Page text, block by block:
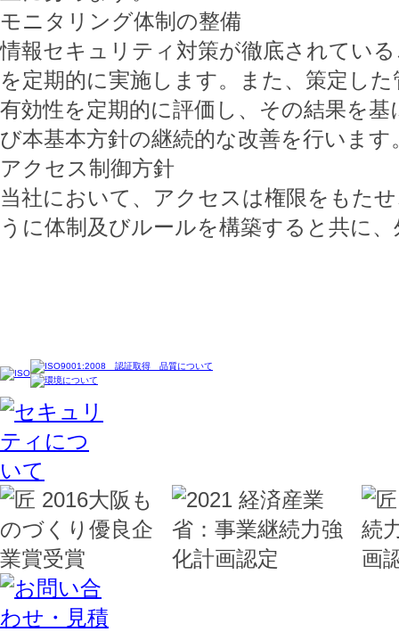
モニタリング体制の整備
情報セキュリティ対策が徹底されてい
を定期的に実施します。また、策定し
有効性を定期的に評価し、その結果を
び本基本方針の継続的な改善を行います
アクセス制御方針
当社において、アクセスは権限をもた
うに体制及びルールを構築すると共に